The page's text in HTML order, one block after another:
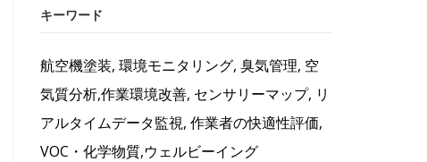
キーワード
航空機塗装, 環境モニタリング, 臭気管理, 空
気質分析,作業環境改善, センサリーマップ, リ
アルタイムデータ監視, 作業者の快適性評価,
VOC・化学物質,ウェルビーイング